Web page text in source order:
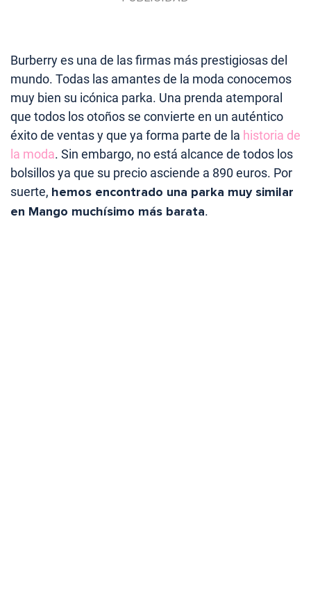
Burberry es una de las firmas más prestigiosas del
mundo. Todas las amantes de la moda conocemos
muy bien su icónica parka. Una prenda atemporal
que todos los otoños se convierte en un auténtico
éxito de ventas y que ya forma parte de la historia de
la moda. Sin embargo, no está alcance de todos los
bolsillos ya que su precio asciende a 890 euros. Por
suerte, hemos encontrado una parka muy similar
en Mango muchísimo más barata.